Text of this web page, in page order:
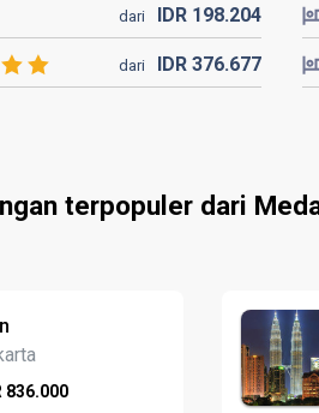
dari IDR 198.204
dari IDR 376.677
terpopuler dari
836.000